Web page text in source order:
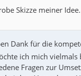
Skizze meiner
Dank für die
ich mich vielmals
Fragen zur